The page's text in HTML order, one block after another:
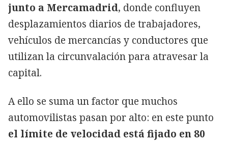
junto a Mercamadrid, donde confluyen
desplazamientos diarios de trabajadores,
vehículos de mercancías y conductores que
utilizan la circunvalación para atravesar la
capital.
A ello se suma un factor que muchos
automovilistas pasan por alto: en este punto
el límite de velocidad está fijado en 80